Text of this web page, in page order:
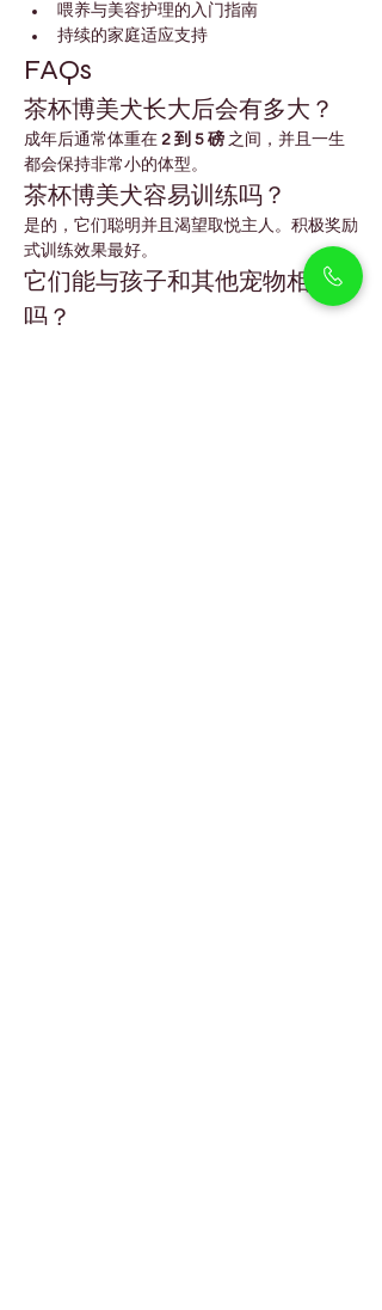
喂养与美容护理的入门指南
持续的家庭适应支持
FAQs
茶杯博美犬长大后会有多大？
成年后通常体重在 2 到 5 磅 之间，并且一生
都会保持非常小的体型。
茶杯博美犬容易训练吗？
是的，它们聪明并且渴望取悦主人。积极奖励
式训练效果最好。
它们能与孩子和其他宠物相处
吗？